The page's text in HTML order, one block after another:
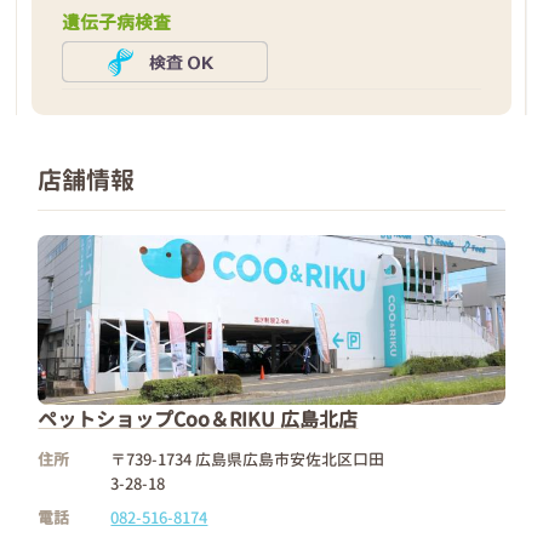
遺伝子病検査
店舗情報
ペットショップCoo＆RIKU 広島北店
住所
〒739-1734 広島県広島市安佐北区口田
3-28-18
電話
082-516-8174